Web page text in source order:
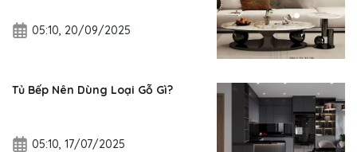
05:10, 20/09/2025
Tủ Bếp Nên Dùng Loại Gỗ Gì?
05:10, 17/07/2025